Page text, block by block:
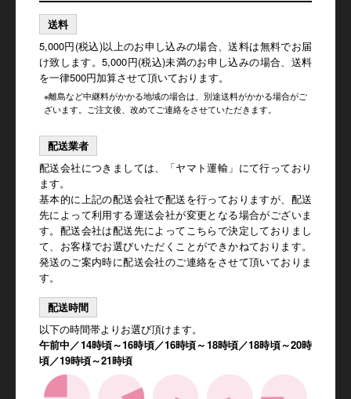
送料
5,000円(税込)以上のお申し込みの場合、送料は無料でお届
け致します。5,000円(税込)未満のお申し込みの場合、送料
を一律500円加算させて頂いております。
※離島など中継料がかかる地域の場合は、別途送料がかかる場合がご
ざいます。ご注文後、改めてご連絡をさせていただきます。
配送業者
配送会社につきましては、「ヤマト運輸」にて行っており
ます。
基本的に上記の配送会社で配送を行っておりますが、配送
先によって利用する運送会社が変更となる場合がございま
す。配送会社は配送先によってこちらで決定しておりまし
て、お客様でお選びいただくことができかねております。
発送のご案内時に配送会社のご連絡をさせて頂いておりま
す。
配送時間
以下の時間帯よりお選び頂けます。
午前中／14時頃～16時頃／16時頃～18時頃／18時頃～20時
頃／19時頃～21時頃